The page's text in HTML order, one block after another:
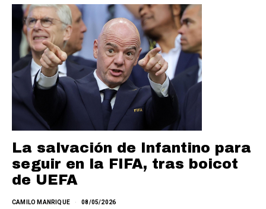
La salvación de Infantino para
seguir en la FIFA, tras boicot
de UEFA
CAMILO MANRIQUE 08/05/2026